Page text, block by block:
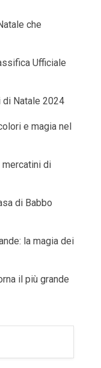
che
Ufficiale
Natale 2024
e magia nel
di
di Babbo
la magia dei
il più grande